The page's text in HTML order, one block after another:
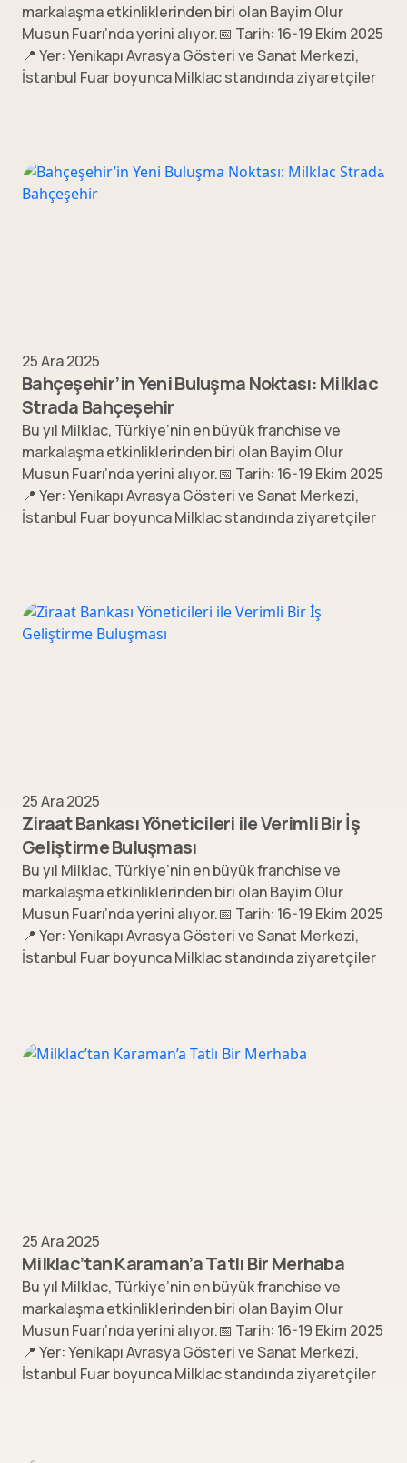
markalaşma etkinliklerinden biri olan Bayim Olur
Musun Fuarı’nda yerini alıyor.📅 Tarih: 16-19 Ekim 2025
📍 Yer: Yenikapı Avrasya Gösteri ve Sanat Merkezi,
İstanbul Fuar boyunca Milklac standında ziyaretçiler
25 Ara 2025
Bahçeşehir’in Yeni Buluşma Noktası: Milklac
Strada Bahçeşehir
Bu yıl Milklac, Türkiye’nin en büyük franchise ve
markalaşma etkinliklerinden biri olan Bayim Olur
Musun Fuarı’nda yerini alıyor.📅 Tarih: 16-19 Ekim 2025
📍 Yer: Yenikapı Avrasya Gösteri ve Sanat Merkezi,
İstanbul Fuar boyunca Milklac standında ziyaretçiler
25 Ara 2025
Ziraat Bankası Yöneticileri ile Verimli Bir İş
Geliştirme Buluşması
Bu yıl Milklac, Türkiye’nin en büyük franchise ve
markalaşma etkinliklerinden biri olan Bayim Olur
Musun Fuarı’nda yerini alıyor.📅 Tarih: 16-19 Ekim 2025
📍 Yer: Yenikapı Avrasya Gösteri ve Sanat Merkezi,
İstanbul Fuar boyunca Milklac standında ziyaretçiler
25 Ara 2025
Milklac’tan Karaman’a Tatlı Bir Merhaba
Bu yıl Milklac, Türkiye’nin en büyük franchise ve
markalaşma etkinliklerinden biri olan Bayim Olur
Musun Fuarı’nda yerini alıyor.📅 Tarih: 16-19 Ekim 2025
📍 Yer: Yenikapı Avrasya Gösteri ve Sanat Merkezi,
İstanbul Fuar boyunca Milklac standında ziyaretçiler